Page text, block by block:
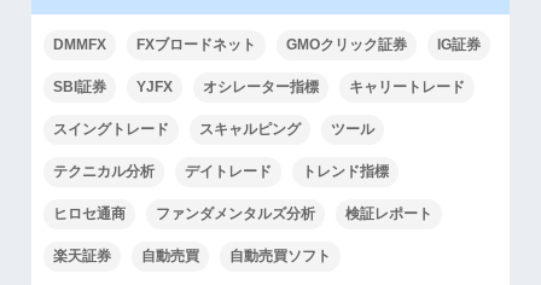
DMMFX FXブロードネット GMOクリック証券 IG証券
SBI証券 YJFX オシレーター指標 キャリートレード
スイングトレード スキャルピング ツール
テクニカル分析 デイトレード トレンド指標
ヒロセ通商 ファンダメンタルズ分析 検証レポート
楽天証券 自動売買 自動売買ソフト